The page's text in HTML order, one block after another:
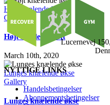
Højt knælende løft
Gallery
Højt knælende løft
March 10th, 2020
Lunges knælende økse
Gallery
Lunges knælende økse
Lucernevej
NYTTIGE LINKS
Handelsbetingelser
Abonnementsbetingelser